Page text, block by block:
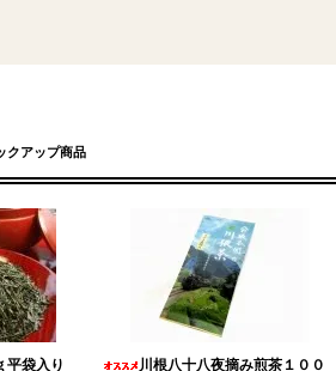
クアップ商品
平袋入り
川根八十八夜摘み煎茶１００